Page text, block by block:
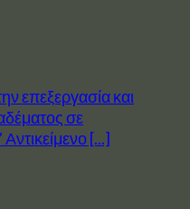
επεξεργασία και
σε
[...]